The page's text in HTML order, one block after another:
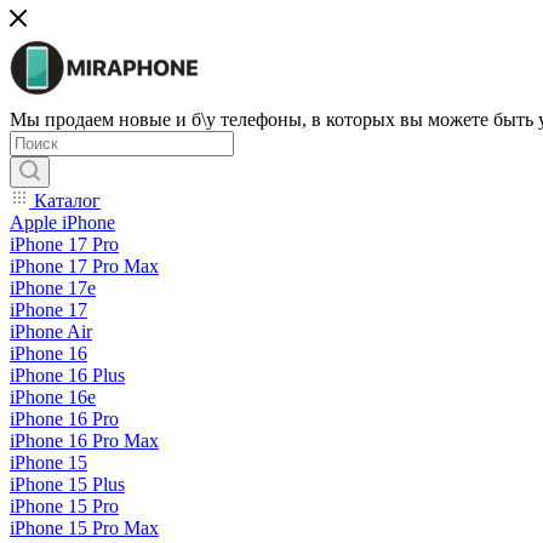
Мы продаем новые и б\у телефоны, в которых вы можете быть
Каталог
Apple iPhone
iPhone 17 Pro
iPhone 17 Pro Max
iPhone 17e
iPhone 17
iPhone Air
iPhone 16
iPhone 16 Plus
iPhone 16e
iPhone 16 Pro
iPhone 16 Pro Max
iPhone 15
iPhone 15 Plus
iPhone 15 Pro
iPhone 15 Pro Max